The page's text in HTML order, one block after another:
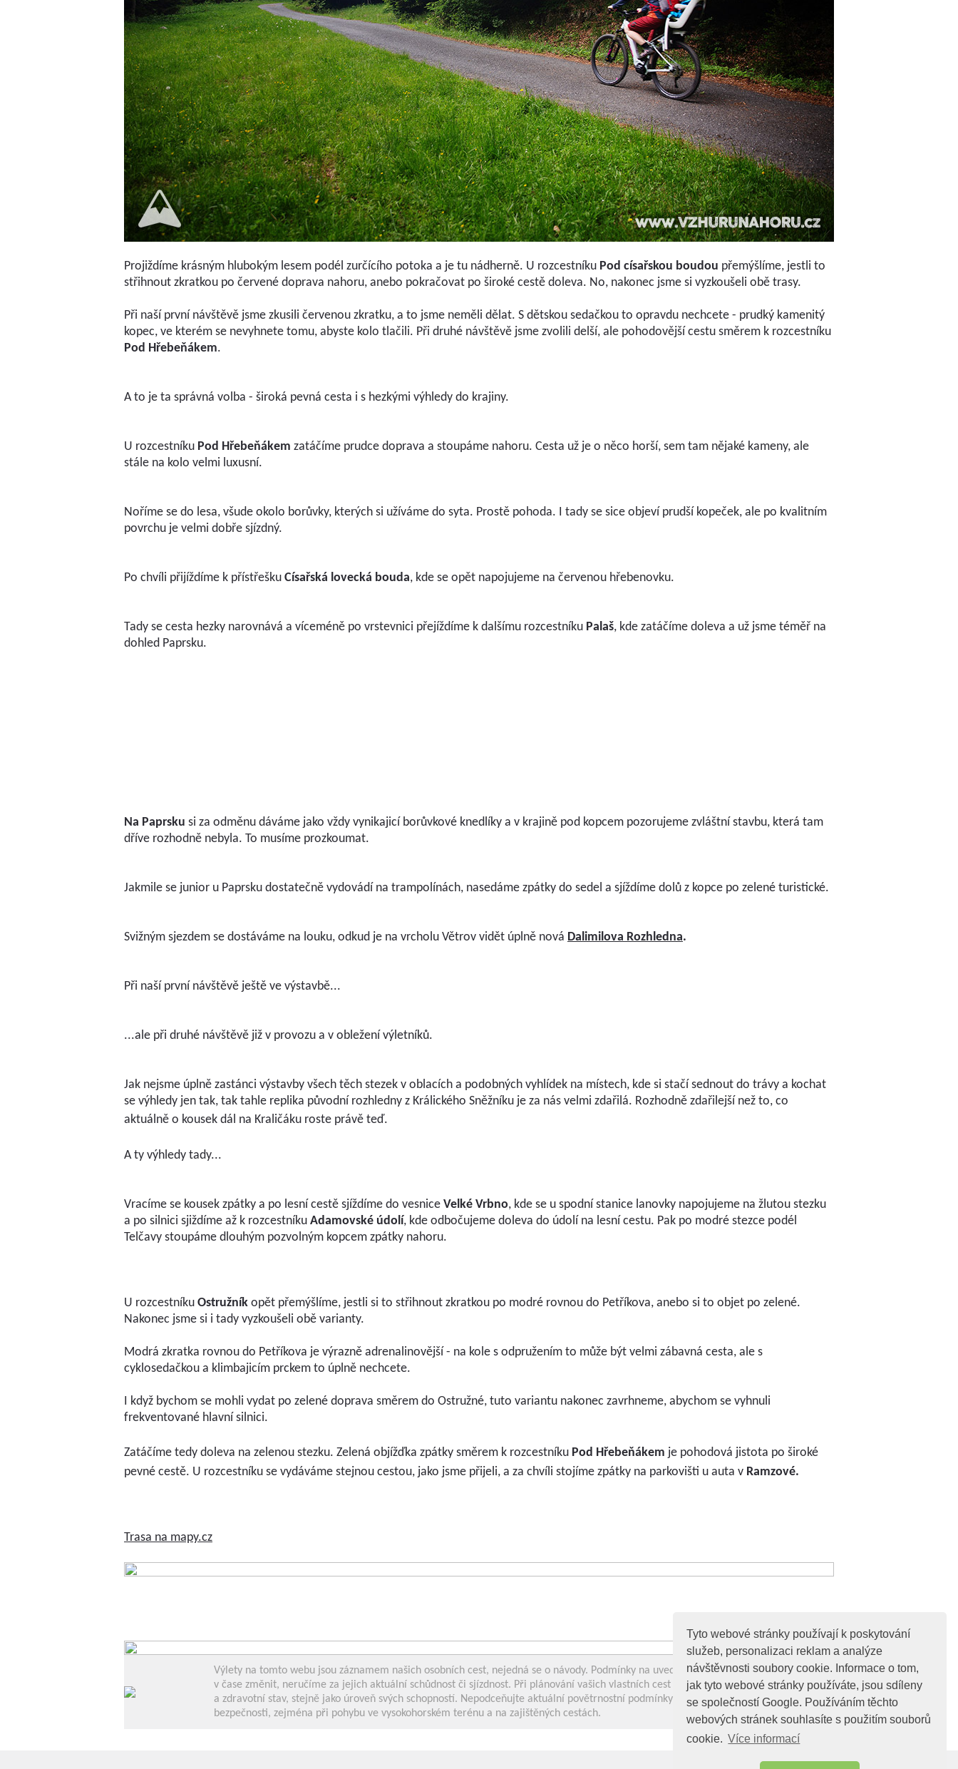
Tyto webové stránky používají k poskytování
služeb, personalizaci reklam a analýze
návštěvnosti soubory cookie. Informace o tom,
jak tyto webové stránky používáte, jsou sdíleny
se společností Google. Používáním těchto
webových stránek souhlasíte s použitím souborů
cookie. Více informací
Projiždíme krásným hlubokým lesem podél zurčícího potoka a je tu nádherně. U rozcestníku Pod císařskou boudou přemýšlíme, jestli to
střihnout zkratkou po červené doprava nahoru, anebo pokračovat po široké cestě doleva. No, nakonec jsme si vyzkoušeli obě trasy.
Při naší první návštěvě jsme zkusili červenou zkratku, a to jsme neměli dělat. S dětskou sedačkou to opravdu nechcete - prudký kamenitý
kopec, ve kterém se nevyhnete tomu, abyste kolo tlačili. Při druhé návštěvě jsme zvolili delší, ale pohodovější cestu směrem k rozcestníku
Pod Hřebeňákem.
A to je ta správná volba - široká pevná cesta i s hezkými výhledy do krajiny.
U rozcestníku Pod Hřebeňákem zatáčíme prudce doprava a stoupáme nahoru. Cesta už je o něco horší, sem tam nějaké kameny, ale
stále na kolo velmi luxusní.
Noříme se do lesa, všude okolo borůvky, kterých si užíváme do syta. Prostě pohoda. I tady se sice objeví prudší kopeček, ale po kvalitním
povrchu je velmi dobře sjízdný.
Po chvíli přijíždíme k přístřešku Císařská lovecká bouda, kde se opět napojujeme na červenou hřebenovku.
Tady se cesta hezky narovnává a víceméně po vrstevnici přejíždíme k dalšímu rozcestníku Palaš, kde zatáčíme doleva a už jsme téměř na
dohled Paprsku.
Na Paprsku si za odměnu dáváme jako vždy vynikajicí borůvkové knedlíky a v krajině pod kopcem pozorujeme zvláštní stavbu, která tam
dříve rozhodně nebyla. To musíme prozkoumat.
Jakmile se junior u Paprsku dostatečně vydovádí na trampolínách, nasedáme zpátky do sedel a sjíždíme dolů z kopce po zelené turistické.
Svižným sjezdem se dostáváme na louku, odkud je na vrcholu Větrov vidět úplně nová Dalimilova Rozhledna.
Při naší první návštěvě ještě ve výstavbě...
...ale při druhé návštěvě již v provozu a v obležení výletníků.
Jak nejsme úplně zastánci výstavby všech těch stezek v oblacích a podobných vyhlídek na místech, kde si stačí sednout do trávy a kochat
se výhledy jen tak, tak tahle replika původní rozhledny z Králického Sněžníku je za nás velmi zdařilá. Rozhodně zdařilejší než to, co
aktuálně o kousek dál na Kraličáku roste právě teď.
A ty výhledy tady...
Vracíme se kousek zpátky a po lesní cestě sjíždíme do vesnice Velké Vrbno, kde se u spodní stanice lanovky napojujeme na žlutou stezku
a po silnici sjiždíme až k rozcestníku Adamovské údolí, kde odbočujeme doleva do údolí na lesní cestu. Pak po modré stezce podél
Telčavy stoupáme dlouhým pozvolným kopcem zpátky nahoru.
U rozcestníku Ostružník opět přemýšlíme, jestli si to střihnout zkratkou po modré rovnou do Petříkova, anebo si to objet po zelené.
Nakonec jsme si i tady vyzkoušeli obě varianty.
Modrá zkratka rovnou do Petříkova je výrazně adrenalinovější - na kole s odpružením to může být velmi zábavná cesta, ale s
cyklosedačkou a klimbajicím prckem to úplně nechcete.
I když bychom se mohli vydat po zelené doprava směrem do Ostružné, tuto variantu nakonec zavrhneme, abychom se vyhnuli
frekventované hlavní silnici.
Zatáčíme tedy doleva na zelenou stezku. Zelená objížďka zpátky směrem k rozcestníku Pod Hřebeňákem je pohodová jistota po široké
pevné cestě. U rozcestníku se vydáváme stejnou cestou, jako jsme přijeli, a za chvíli stojíme zpátky na parkovišti u auta v Ramzové.
Trasa na mapy.cz
Výlety na tomto webu jsou záznamem našich osobních cest, nejedná se o návody. Podmínky na uvedených trasách se mohou
v čase změnit, neručíme za jejich aktuální schůdnost či sjízdnost. Při plánování vašich vlastních cest vždy zohledňujte svůj fyzický
a zdravotní stav, stejně jako úroveň svých schopností. Nepodceňujte aktuální povětrnostní podmínky a vybavení k zajištění své
bezpečnosti, zejména při pohybu ve vysokohorském terénu a na zajištěných cestách.